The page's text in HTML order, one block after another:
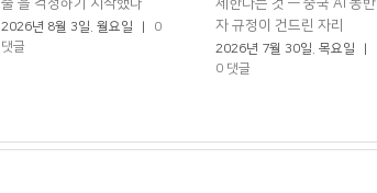
출’을 걱정하기 시작했나
2026년 8월 3일. 월요일 |
0
댓글
제한다는 것 — 중국 AI 동반
자 규정이 건드린 자리
2026년 7월 30일. 목요일
|
0 댓글